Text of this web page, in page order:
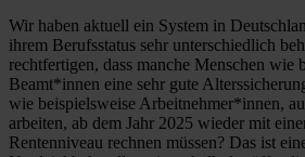
Wir haben aktuell ein System in
ihrem Berufsstatus sehr unterschiedlich
rechtfertigen, dass manche Menschen wie
Beamt*innen eine sehr gute
wie beispielsweise Arbeitnehmer*innen,
arbeiten, ab dem Jahr 2025 wieder mit
Rentenniveau rechnen müssen? Das ist